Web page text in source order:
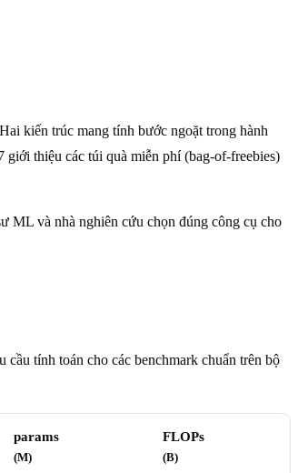
kiến trúc mang tính bước ngoặt trong hành
thiệu các túi quà miễn phí (bag-of-freebies)
ML và nhà nghiên cứu chọn đúng công cụ cho
tính toán cho các benchmark chuẩn trên bộ
params
(M)
FLOPs
(B)